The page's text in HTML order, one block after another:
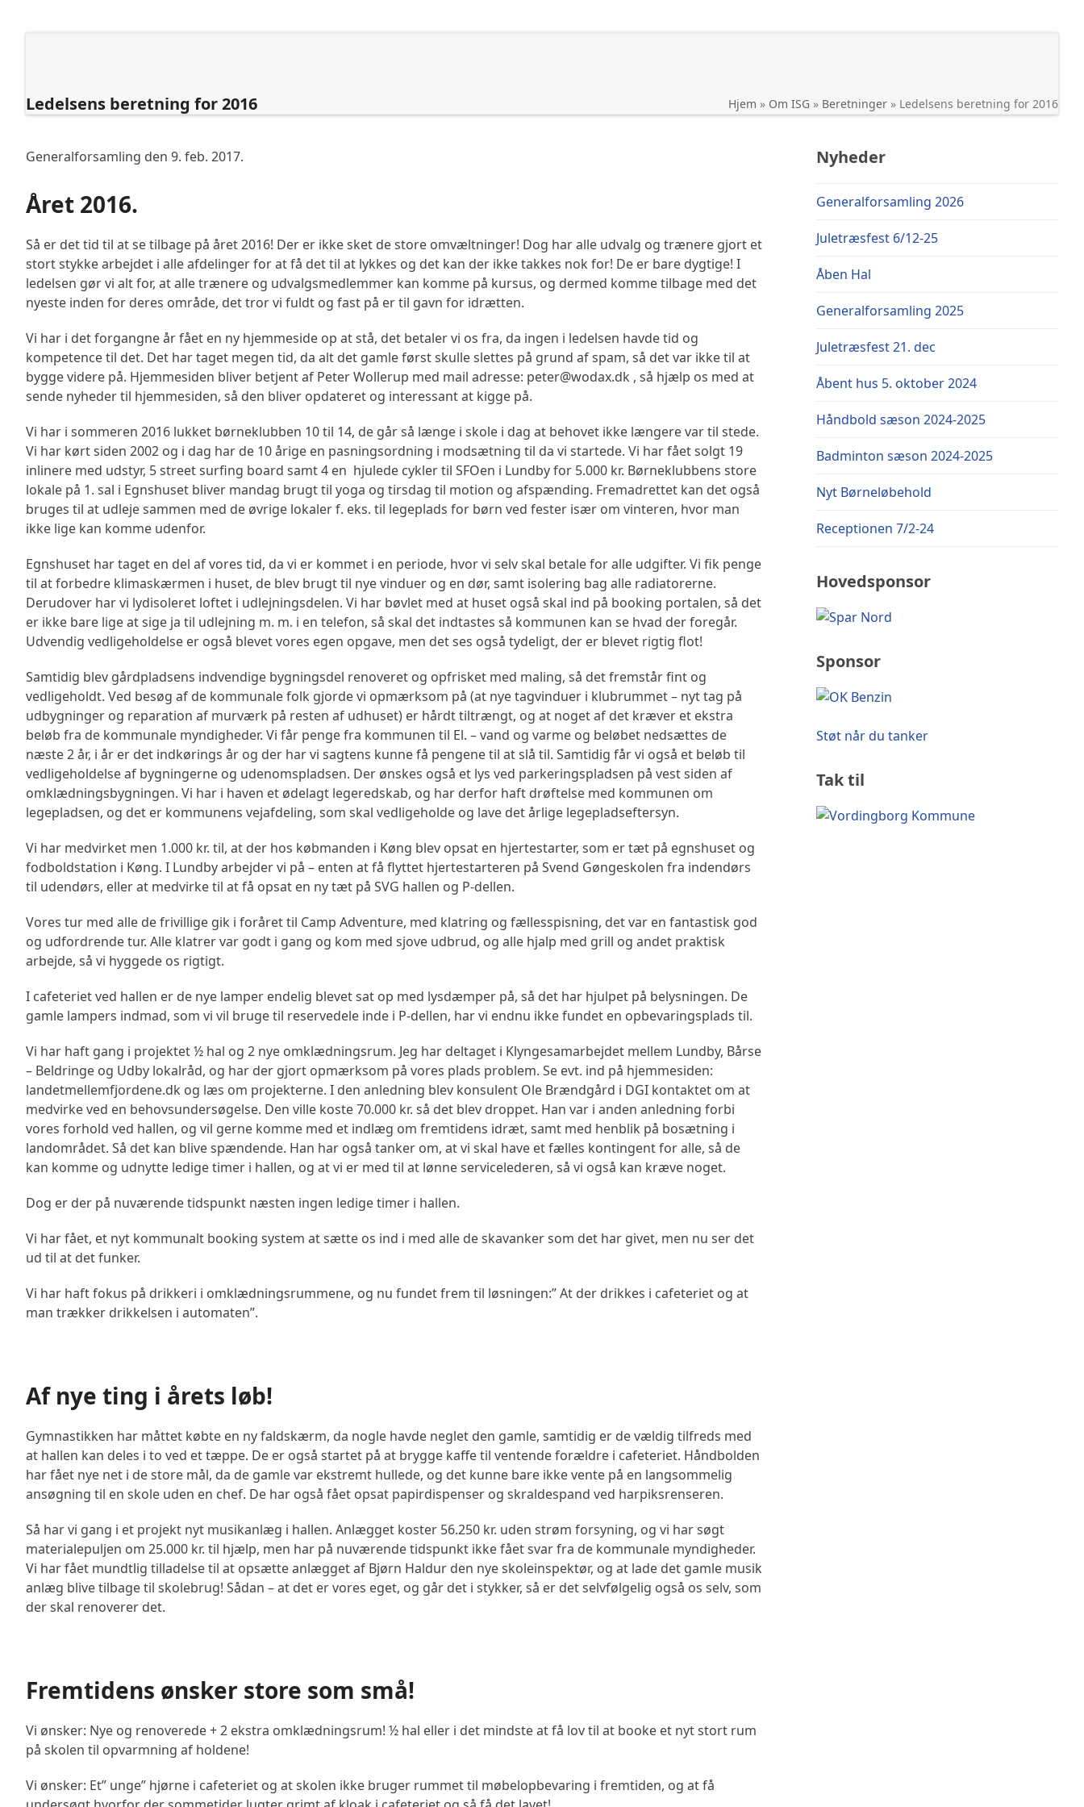
Ledelsens beretning for 2016 Hjem » Om ISG » Beretninger » Ledelsens beretning for 2016
Generalforsamling den 9. feb. 2017.
Året 2016.
Så er det tid til at se tilbage på året 2016! Der er ikke sket de store omvæltninger! Dog har alle udvalg og trænere gjort et
stort stykke arbejdet i alle afdelinger for at få det til at lykkes og det kan der ikke takkes nok for! De er bare dygtige! I
ledelsen gør vi alt for, at alle trænere og udvalgsmedlemmer kan komme på kursus, og dermed komme tilbage med det
nyeste inden for deres område, det tror vi fuldt og fast på er til gavn for idrætten.
Vi har i det forgangne år fået en ny hjemmeside op at stå, det betaler vi os fra, da ingen i ledelsen havde tid og
kompetence til det. Det har taget megen tid, da alt det gamle først skulle slettes på grund af spam, så det var ikke til at
bygge videre på. Hjemmesiden bliver betjent af Peter Wollerup med mail adresse: peter@wodax.dk , så hjælp os med at
sende nyheder til hjemmesiden, så den bliver opdateret og interessant at kigge på.
Vi har i sommeren 2016 lukket børneklubben 10 til 14, de går så længe i skole i dag at behovet ikke længere var til stede.
Vi har kørt siden 2002 og i dag har de 10 årige en pasningsordning i modsætning til da vi startede. Vi har fået solgt 19
inlinere med udstyr, 5 street surfing board samt 4 en hjulede cykler til SFOen i Lundby for 5.000 kr. Børneklubbens store
lokale på 1. sal i Egnshuset bliver mandag brugt til yoga og tirsdag til motion og afspænding. Fremadrettet kan det også
bruges til at udleje sammen med de øvrige lokaler f. eks. til legeplads for børn ved fester især om vinteren, hvor man
ikke lige kan komme udenfor.
Egnshuset har taget en del af vores tid, da vi er kommet i en periode, hvor vi selv skal betale for alle udgifter. Vi fik penge
til at forbedre klimaskærmen i huset, de blev brugt til nye vinduer og en dør, samt isolering bag alle radiatorerne.
Derudover har vi lydisoleret loftet i udlejningsdelen. Vi har bøvlet med at huset også skal ind på booking portalen, så det
er ikke bare lige at sige ja til udlejning m. m. i en telefon, så skal det indtastes så kommunen kan se hvad der foregår.
Udvendig vedligeholdelse er også blevet vores egen opgave, men det ses også tydeligt, der er blevet rigtig flot!
Samtidig blev gårdpladsens indvendige bygningsdel renoveret og opfrisket med maling, så det fremstår fint og
vedligeholdt. Ved besøg af de kommunale folk gjorde vi opmærksom på (at nye tagvinduer i klubrummet – nyt tag på
udbygninger og reparation af murværk på resten af udhuset) er hårdt tiltrængt, og at noget af det kræver et ekstra
beløb fra de kommunale myndigheder. Vi får penge fra kommunen til El. – vand og varme og beløbet nedsættes de
næste 2 år, i år er det indkørings år og der har vi sagtens kunne få pengene til at slå til. Samtidig får vi også et beløb til
vedligeholdelse af bygningerne og udenomspladsen. Der ønskes også et lys ved parkeringspladsen på vest siden af
omklædningsbygningen. Vi har i haven et ødelagt legeredskab, og har derfor haft drøftelse med kommunen om
legepladsen, og det er kommunens vejafdeling, som skal vedligeholde og lave det årlige legepladseftersyn.
Vi har medvirket men 1.000 kr. til, at der hos købmanden i Køng blev opsat en hjertestarter, som er tæt på egnshuset og
fodboldstation i Køng. I Lundby arbejder vi på – enten at få flyttet hjertestarteren på Svend Gøngeskolen fra indendørs
til udendørs, eller at medvirke til at få opsat en ny tæt på SVG hallen og P-dellen.
Vores tur med alle de frivillige gik i foråret til Camp Adventure, med klatring og fællesspisning, det var en fantastisk god
og udfordrende tur. Alle klatrer var godt i gang og kom med sjove udbrud, og alle hjalp med grill og andet praktisk
arbejde, så vi hyggede os rigtigt.
I cafeteriet ved hallen er de nye lamper endelig blevet sat op med lysdæmper på, så det har hjulpet på belysningen. De
gamle lampers indmad, som vi vil bruge til reservedele inde i P-dellen, har vi endnu ikke fundet en opbevaringsplads til.
Vi har haft gang i projektet ½ hal og 2 nye omklædningsrum. Jeg har deltaget i Klyngesamarbejdet mellem Lundby, Bårse
– Beldringe og Udby lokalråd, og har der gjort opmærksom på vores plads problem. Se evt. ind på hjemmesiden:
landetmellemfjordene.dk og læs om projekterne. I den anledning blev konsulent Ole Brændgård i DGI kontaktet om at
medvirke ved en behovsundersøgelse. Den ville koste 70.000 kr. så det blev droppet. Han var i anden anledning forbi
vores forhold ved hallen, og vil gerne komme med et indlæg om fremtidens idræt, samt med henblik på bosætning i
landområdet. Så det kan blive spændende. Han har også tanker om, at vi skal have et fælles kontingent for alle, så de
kan komme og udnytte ledige timer i hallen, og at vi er med til at lønne servicelederen, så vi også kan kræve noget.
Dog er der på nuværende tidspunkt næsten ingen ledige timer i hallen.
Vi har fået, et nyt kommunalt booking system at sætte os ind i med alle de skavanker som det har givet, men nu ser det
ud til at det funker.
Vi har haft fokus på drikkeri i omklædningsrummene, og nu fundet frem til løsningen:” At der drikkes i cafeteriet og at
man trækker drikkelsen i automaten”.
Af nye ting i årets løb!
Gymnastikken har måttet købte en ny faldskærm, da nogle havde neglet den gamle, samtidig er de vældig tilfreds med
at hallen kan deles i to ved et tæppe. De er også startet på at brygge kaffe til ventende forældre i cafeteriet. Håndbolden
har fået nye net i de store mål, da de gamle var ekstremt hullede, og det kunne bare ikke vente på en langsommelig
ansøgning til en skole uden en chef. De har også fået opsat papirdispenser og skraldespand ved harpiksrenseren.
Så har vi gang i et projekt nyt musikanlæg i hallen. Anlægget koster 56.250 kr. uden strøm forsyning, og vi har søgt
materialepuljen om 25.000 kr. til hjælp, men har på nuværende tidspunkt ikke fået svar fra de kommunale myndigheder.
Vi har fået mundtlig tilladelse til at opsætte anlægget af Bjørn Haldur den nye skoleinspektør, og at lade det gamle musik
anlæg blive tilbage til skolebrug! Sådan – at det er vores eget, og går det i stykker, så er det selvfølgelig også os selv, som
der skal renoverer det.
Fremtidens ønsker store som små!
Vi ønsker: Nye og renoverede + 2 ekstra omklædningsrum! ½ hal eller i det mindste at få lov til at booke et nyt stort rum
på skolen til opvarmning af holdene!
Vi ønsker: Et” unge” hjørne i cafeteriet og at skolen ikke bruger rummet til møbelopbevaring i fremtiden, og at få
Nyheder
Generalforsamling 2026
Juletræsfest 6/12-25
Åben Hal
Generalforsamling 2025
Juletræsfest 21. dec
Åbent hus 5. oktober 2024
Håndbold sæson 2024-2025
Badminton sæson 2024-2025
Nyt Børneløbehold
Receptionen 7/2-24
Hovedsponsor
Sponsor
Støt når du tanker
Tak til